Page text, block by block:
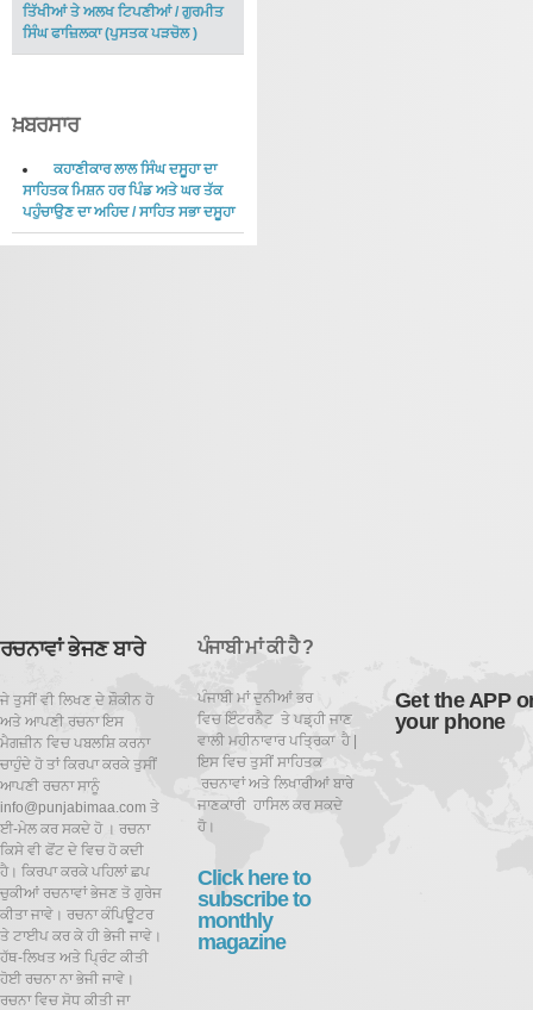
ਤਿੱਖੀਆਂ ਤੇ ਅਲਖ ਟਿਪਣੀਆਂ/ ਗੁਰਮੀਤ
ਸਿੰਘ ਫਾਜ਼ਿਲਕਾ(ਪੁਸਤਕ ਪੜਚੋਲ)
ਖ਼ਬਰਸਾਰ
ਕਹਾਣੀਕਾਰ ਲਾਲ ਸਿੰਘ ਦਸੂਹਾ ਦਾ
ਸਾਹਿਤਕ ਮਿਸ਼ਨ ਹਰ ਪਿੰਡ ਅਤੇ ਘਰ ਤੱਕ
ਪਹੁੰਚਾਉਣ ਦਾ ਅਹਿਦ/ਸਾਹਿਤ ਸਭਾ ਦਸੂਹਾ
ਰਚਨਾਵਾਂ ਭੇਜਣ ਬਾਰੇ
ਜੇ ਤੁਸੀਂ ਵੀ ਲਿਖਣ ਦੇ ਸ਼ੌਕੀਨ ਹੋ
ਅਤੇ ਆਪਣੀ ਰਚਨਾ ਇਸ
ਮੈਗਜ਼ੀਨ ਵਿਚ ਪਬਲਸ਼ਿ ਕਰਨਾ
ਚਾਹੁੰਦੇ ਹੋ ਤਾਂ ਕਿਰਪਾ ਕਰਕੇ ਤੁਸੀਂ
ਆਪਣੀ ਰਚਨਾ ਸਾਨੂੰ
info@punjabimaa.com ਤੇ
ਈ-ਮੇਲ ਕਰ ਸਕਦੇ ਹੋ । ਰਚਨਾ
ਕਿਸੇ ਵੀ ਫੋਂਟ ਦੇ ਵਿਚ ਹੋ ਕਦੀ
ਹੈ। ਕਿਰਪਾ ਕਰਕੇ ਪਹਿਲਾਂ ਛਪ
ਚੁਕੀਆਂ ਰਚਨਾਵਾਂ ਭੇਜਣ ਤੋ ਗੁਰੇਜ
ਕੀਤਾ ਜਾਵੇ। ਰਚਨਾ ਕੰਪਿਊਟਰ
ਤੇ ਟਾਈਪ ਕਰ ਕੇ ਹੀ ਭੇਜੀ ਜਾਵੇ।
ਹੱਥ-ਲਿਖਤ ਅਤੇ ਪ੍ਰਿੰਟ ਕੀਤੀ
ਹੋਈ ਰਚਨਾ ਨਾ ਭੇਜੀ ਜਾਵੇ।
ਰਚਨਾ ਵਿਚ ਸੋਧ ਕੀਤੀ ਜਾ
ਪੰਜਾਬੀ ਮਾਂ ਕੀ ਹੈ ?
ਪੰਜਾਬੀ ਮਾਂ ਦੁਨੀਆਂ ਭਰ
ਵਿਚ ਇੰਟਰਨੈਟ ਤੇ ਪਡ਼੍ਹੀ ਜਾਣ
ਵਾਲੀ ਮਹੀਨਾਵਾਰ ਪਤ੍ਰਿਕਾ ਹੈ |
ਇਸ ਵਿਚ ਤੁਸੀਂ ਸਾਹਿਤਕ
ਰਚਨਾਵਾਂ ਅਤੇ ਲਿਖਾਰੀਆਂ ਬਾਰੇ
ਜਾਣਕਾਰੀ ਹਾਸਿਲ ਕਰ ਸਕਦੇ
ਹੋ।
Click here to
subscribe to
monthly
magazine
Get the APP
your phone